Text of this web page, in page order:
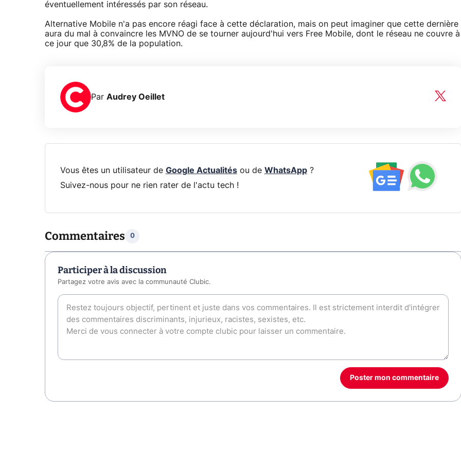
éventuellement intéressés par son réseau.
Alternative Mobile n'a pas encore réagi face à cette déclaration, mais on peut imaginer que cette dernière
aura du mal à convaincre les MVNO de se tourner aujourd'hui vers Free Mobile, dont le réseau ne couvre à
ce jour que 30,8% de la population.
Par Audrey Oeillet
Vous êtes un utilisateur de Google Actualitésou de WhatsApp?
Suivez-nous pour ne rien rater de l'actu tech !
Commentaires 0
Participer à la discussion
Partagez votre avis avec la communauté Clubic.
Poster mon commentaire